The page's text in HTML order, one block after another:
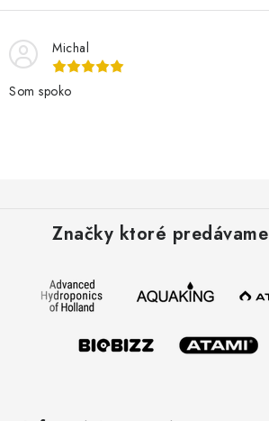
v
l
á
d
Michal
Som spoko
Značky ktoré predávame